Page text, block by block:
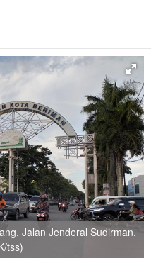
Jalan Jenderal Sudirman,
tss)